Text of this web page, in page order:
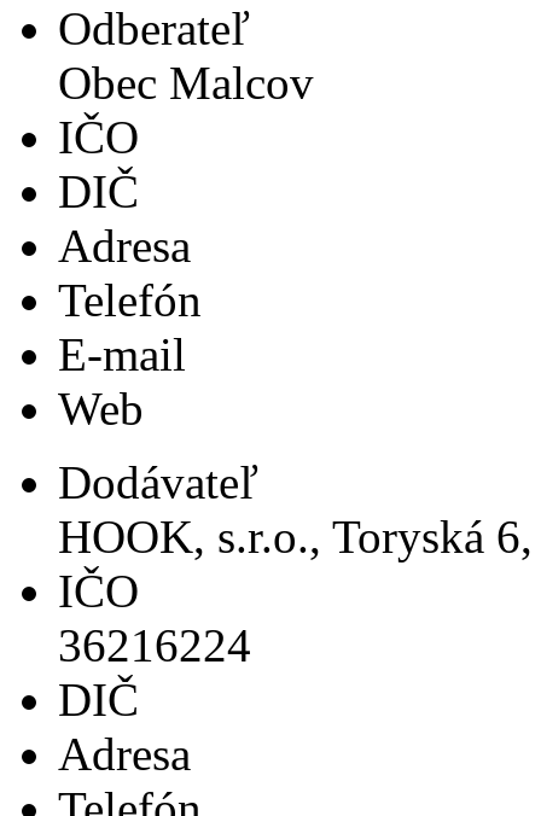
Odberateľ
Obec Malcov
IČO
DIČ
Adresa
Telefón
E-mail
Web
Dodávateľ
HOOK, s.r.o., Toryská
IČO
36216224
DIČ
Adresa